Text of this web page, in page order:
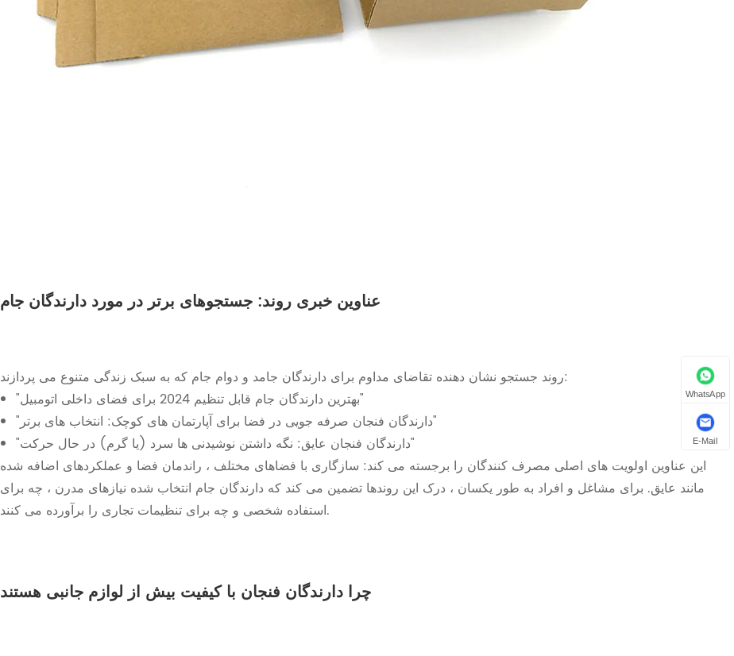
عناوین خبری روند: جستجوهای برتر در مورد دارندگان جام
روند جستجو نشان دهنده تقاضای مداوم برای دارندگان جامد و دوام جام که به سبک زندگی متنوع می پردازند:
"بهترین دارندگان جام قابل تنظیم 2024 برای فضای داخلی اتومبیل"
"دارندگان فنجان صرفه جویی در فضا برای آپارتمان های کوچک: انتخاب های برتر"
"دارندگان فنجان عایق: نگه داشتن نوشیدنی ها سرد (یا گرم) در حال حرکت"
این عناوین اولویت های اصلی مصرف کنندگان را برجسته می کند: سازگاری با فضاهای مختلف ، راندمان فضا و عملکردهای اضافه شده
مانند عایق. برای مشاغل و افراد به طور یکسان ، درک این روندها تضمین می کند که دارندگان جام انتخاب شده نیازهای مدرن ، چه برای
استفاده شخصی و چه برای تنظیمات تجاری را برآورده می کنند.
چرا دارندگان فنجان با کیفیت بیش از لوازم جانبی هستند
WhatsApp
E-Mail